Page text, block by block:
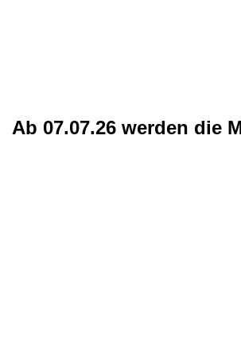
Ab 07.07.26 werden die